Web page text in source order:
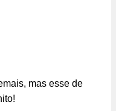
mas esse de